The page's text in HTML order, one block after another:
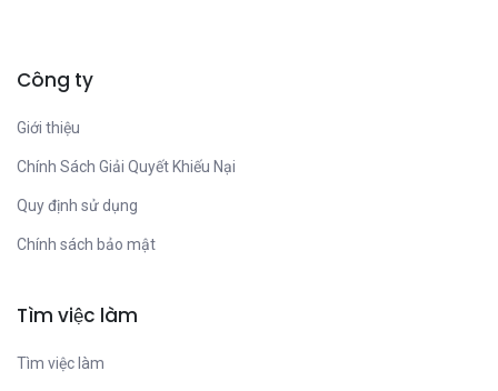
Công ty
Giới thiệu
Chính Sách Giải Quyết Khiếu Nại
Quy định sử dụng
Chính sách bảo mật
Tìm việc làm
Tìm việc làm